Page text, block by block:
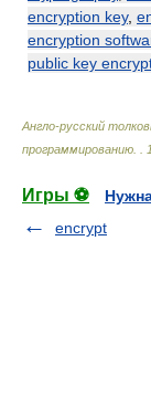
encryption key,
encryption
public key
Англо-русский
программированию.
Игры ⚽
encrypt